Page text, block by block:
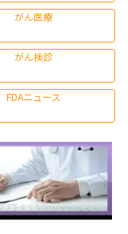
がん医療
がん検診
FDAニュース